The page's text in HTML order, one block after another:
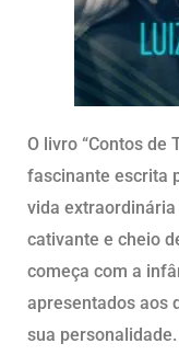
O livro “Contos de
fascinante escrita
vida
cativante e cheio
começa com a
apresentados aos
sua